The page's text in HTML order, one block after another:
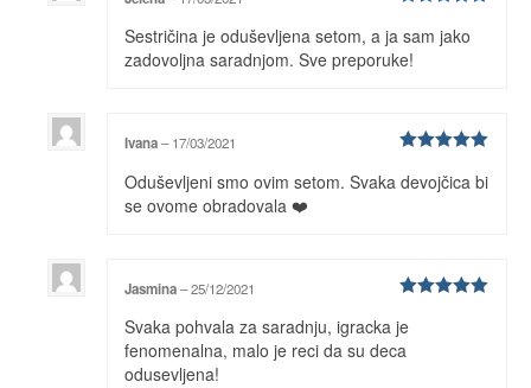
sa5 od 5
Sestričina je oduševljena setom, a ja sam jako
zadovoljna saradnjom. Sve preporuke!
sa5od 5
Ivana– 17/03/2021
Oduševljeni smo ovim setom. Svaka devojčica bi
se ovome obradovala ❤️
sa
Jasmina–25/12/2021
Svaka pohvala za saradnju, igracka je
fenomenalna, malo je reci da su deca
odusevljena!